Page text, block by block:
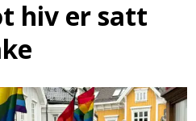
hiv er satt